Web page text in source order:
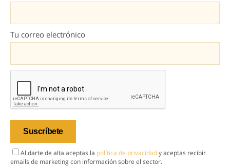
Tu correo electrónico
Al darte de alta aceptas la política de privacidady aceptas recibir
emails de marketing con información sobre el sector.